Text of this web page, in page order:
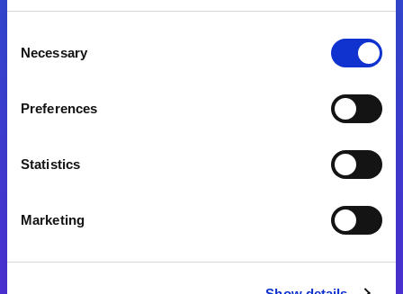
Selection
Necessary
Preferences
Statistics
Marketing
Síganos
Magic xpi Plataforma de Integración